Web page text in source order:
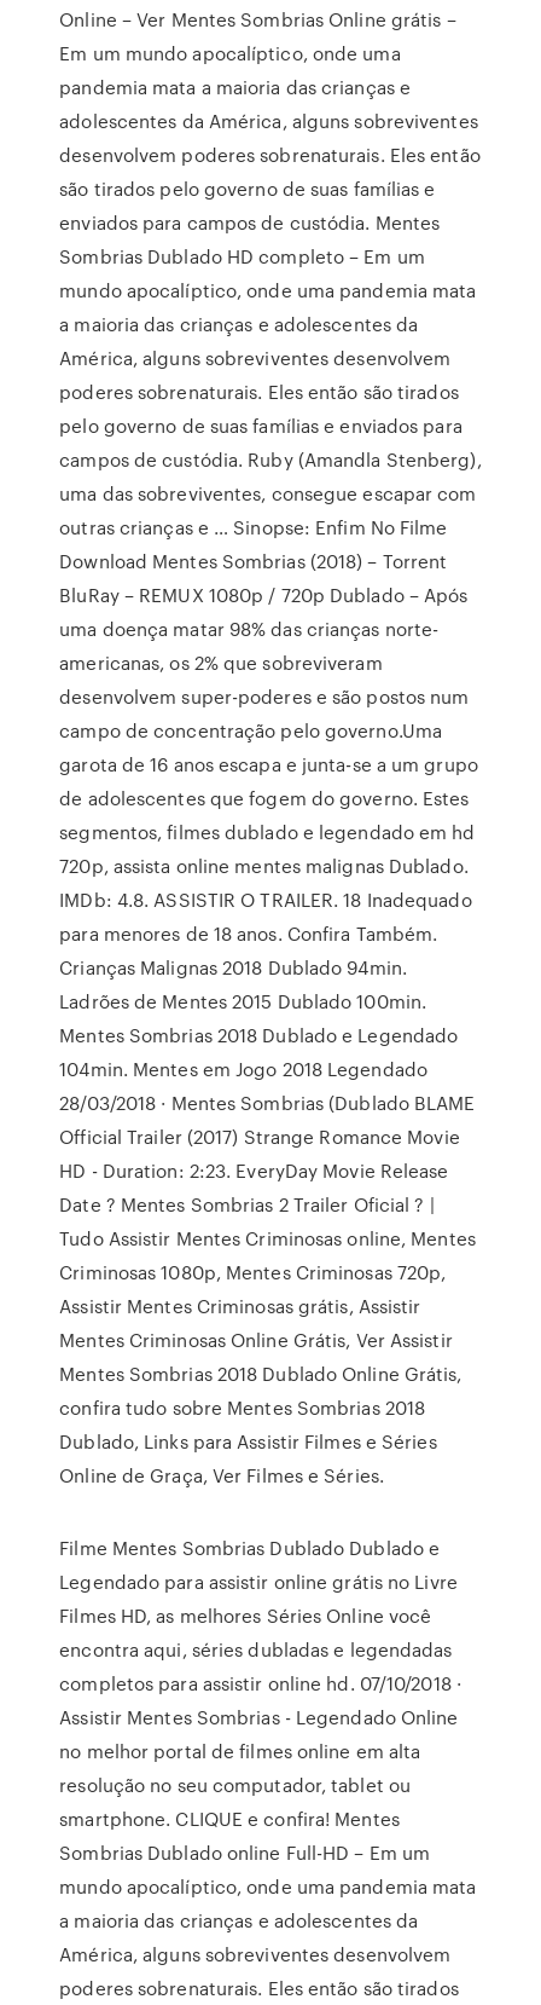
Online – Ver Mentes Sombrias Online grátis –
Em um mundo apocalíptico, onde uma
pandemia mata a maioria das crianças e
adolescentes da América, alguns sobreviventes
desenvolvem poderes sobrenaturais. Eles então
são tirados pelo governo de suas famílias e
enviados para campos de custódia. Mentes
Sombrias Dublado HD completo – Em um
mundo apocalíptico, onde uma pandemia mata
a maioria das crianças e adolescentes da
América, alguns sobreviventes desenvolvem
poderes sobrenaturais. Eles então são tirados
pelo governo de suas famílias e enviados para
campos de custódia. Ruby (Amandla Stenberg),
uma das sobreviventes, consegue escapar com
outras crianças e … Sinopse: Enfim No Filme
Download Mentes Sombrias (2018) – Torrent
BluRay – REMUX 1080p / 720p Dublado – Após
uma doença matar 98% das crianças norte-
americanas, os 2% que sobreviveram
desenvolvem super-poderes e são postos num
campo de concentração pelo governo.Uma
garota de 16 anos escapa e junta-se a um grupo
de adolescentes que fogem do governo. Estes
segmentos, filmes dublado e legendado em hd
720p, assista online mentes malignas Dublado.
IMDb: 4.8. ASSISTIR O TRAILER. 18 Inadequado
para menores de 18 anos. Confira Também.
Crianças Malignas 2018 Dublado 94min.
Ladrões de Mentes 2015 Dublado 100min.
Mentes Sombrias 2018 Dublado e Legendado
104min. Mentes em Jogo 2018 Legendado
28/03/2018 · Mentes Sombrias (Dublado BLAME
Official Trailer (2017) Strange Romance Movie
HD - Duration: 2:23. EveryDay Movie Release
Date ? Mentes Sombrias 2 Trailer Oficial ? |
Tudo Assistir Mentes Criminosas online, Mentes
Criminosas 1080p, Mentes Criminosas 720p,
Assistir Mentes Criminosas grátis, Assistir
Mentes Criminosas Online Grátis, Ver Assistir
Mentes Sombrias 2018 Dublado Online Grátis,
confira tudo sobre Mentes Sombrias 2018
Dublado, Links para Assistir Filmes e Séries
Online de Graça, Ver Filmes e Séries.
Filme Mentes Sombrias Dublado Dublado e
Legendado para assistir online grátis no Livre
Filmes HD, as melhores Séries Online você
encontra aqui, séries dubladas e legendadas
completos para assistir online hd. 07/10/2018 ·
Assistir Mentes Sombrias - Legendado Online
no melhor portal de filmes online em alta
resolução no seu computador, tablet ou
smartphone. CLIQUE e confira! Mentes
Sombrias Dublado online Full-HD – Em um
mundo apocalíptico, onde uma pandemia mata
a maioria das crianças e adolescentes da
América, alguns sobreviventes desenvolvem
poderes sobrenaturais. Eles então são tirados